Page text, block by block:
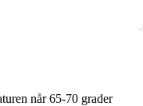
når 65-70 grader